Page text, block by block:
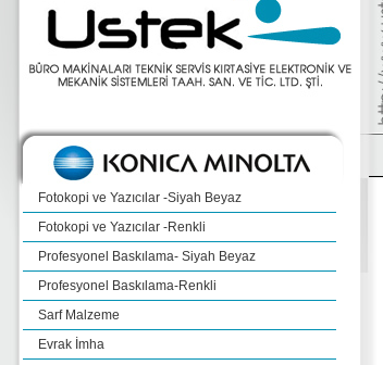
Fotokopi ve Yazıcılar -Siyah Beyaz
Fotokopi ve Yazıcılar -Renkli
Profesyonel Baskılama- Siyah Beyaz
Profesyonel Baskılama-Renkli
Sarf Malzeme
Evrak İmha